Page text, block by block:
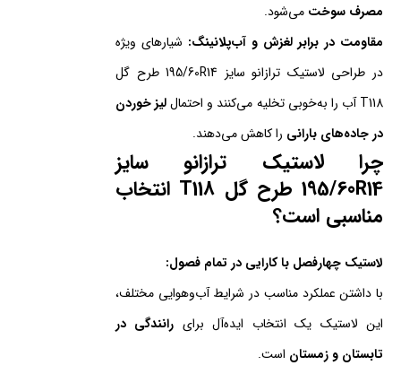
مصرف سوخت می‌شود.
مقاومت در برابر لغزش و آب‌پلانینگ: شیارهای ویژه
در طراحی لاستیک ترازانو سایز 195/60R14 طرح گل
T118 آب را به‌خوبی تخلیه می‌کنند و احتمال
لیز خوردن
در جاده‌های بارانی را کاهش می‌دهند.
چرا لاستیک ترازانو سایز
195/60R14 طرح گل T118 انتخاب
مناسبی است؟
لاستیک چهارفصل با کارایی در تمام فصول:
با داشتن عملکرد مناسب در شرایط آب‌وهوایی مختلف،
این لاستیک یک انتخاب ایده‌آل برای رانندگی در
تابستان و زمستان است.